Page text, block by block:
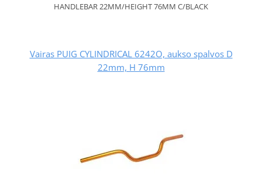
HANDLEBAR 22MM/HEIGHT 76MM C/BLACK
Vairas PUIG CYLINDRICAL 6242O, aukso spalvos D
22mm, H 76mm